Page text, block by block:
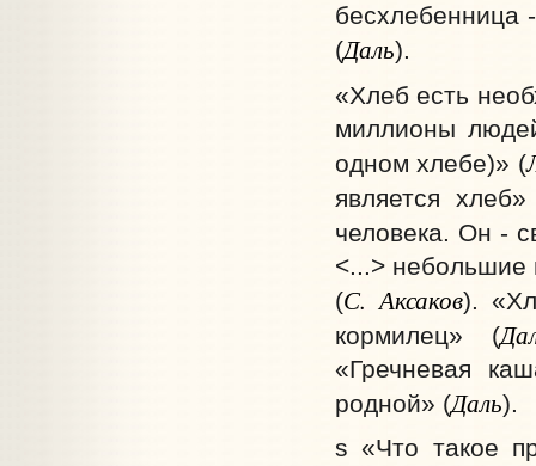
бесхлебенница
(Даль).
«Хлеб есть
миллионы
одном хлебе)» (
является
человека. Он -
<...> небольшие
(С. Аксаков).
кормилец» (
«Гречневая
родной» (Даль).
s «Что такое